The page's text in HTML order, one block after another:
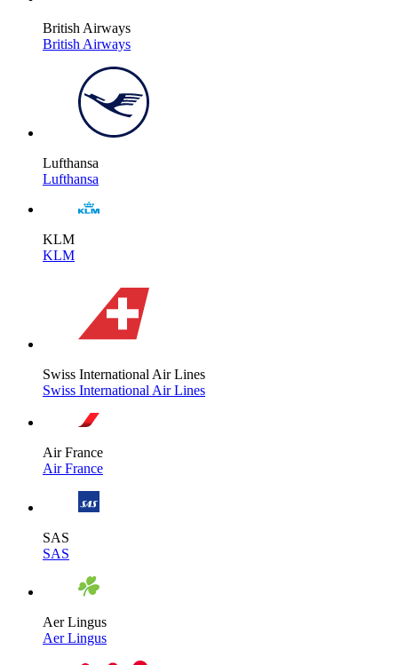
British Airways
British Airways
Lufthansa
Lufthansa
KLM
KLM
Swiss International Air Lines
Swiss International Air Lines
Air France
Air France
SAS
SAS
Aer Lingus
Aer Lingus